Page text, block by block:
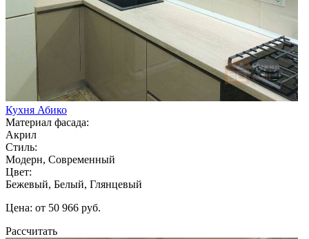
Кухня Абико
Материал фасада:
Акрил
Стиль:
Модерн, Современный
Цвет:
Бежевый, Белый, Глянцевый
Цена: от 50 966 руб.
Рассчитать